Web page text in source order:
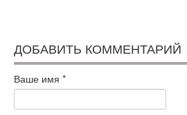
ДОБАВИТЬ КОММЕНТАРИЙ
Ваше имя *